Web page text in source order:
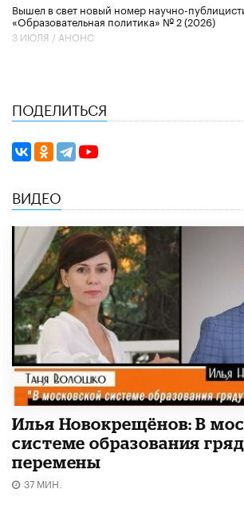
Вышел в свет новый номер научно-
«Образовательная политика» № 2 (2026)
3 ИЮЛЯ / АНОНС
ПОДЕЛИТЬСЯ
ВИДЕО
Илья Новокрещёнов: В
системе образования
перемены
37 МИН.